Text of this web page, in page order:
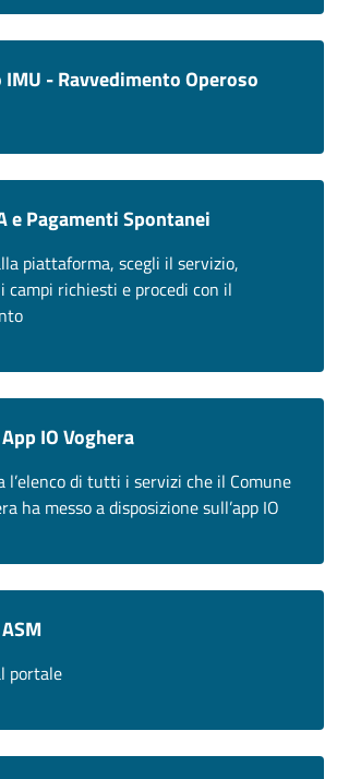
IMU - Ravvedimento Operoso
e Pagamenti Spontanei
piattaforma, scegli il servizio,
campi richiesti e procedi con il
IO Voghera
l’elenco di tutti i servizi che il Comune
ha messo a disposizione sull’app IO
portale